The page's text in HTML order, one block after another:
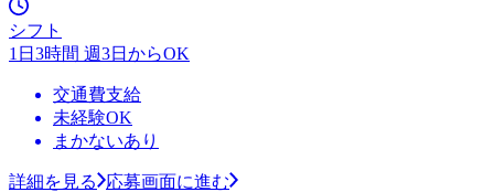
シフト
1日3時間 週3日からOK
交通費支給
未経験OK
まかないあり
詳細を見る
応募画面に進む